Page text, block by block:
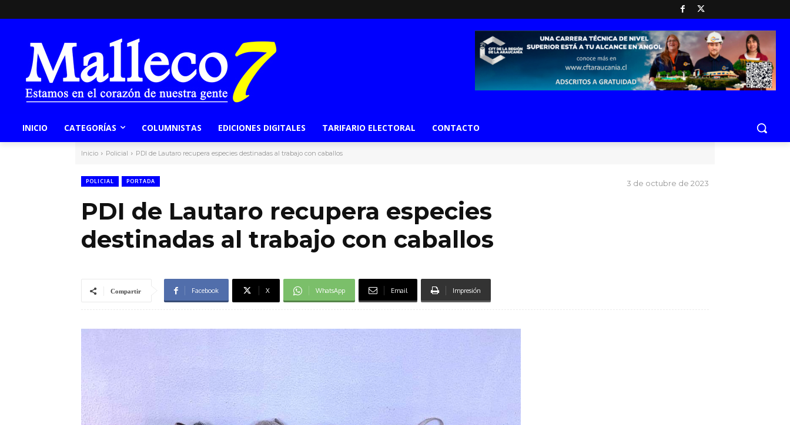
INICIO CATEGORÍAS COLUMNISTAS EDICIONES DIGITALES TARIFARIO ELECTORAL CONTACTO
Inicio Policial PDI de Lautaro recupera especies destinadas al trabajo con caballos
POLICIAL PORTADA 3 de octubre de 2023
PDI de Lautaro recupera especies
destinadas al trabajo con caballos
Compartir Facebook X WhatsApp Email Impresión